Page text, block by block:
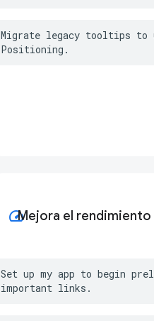
Migrate legacy tooltips to
Positioning.
speedMejora el rendimiento
Set up my app to begin
important links.